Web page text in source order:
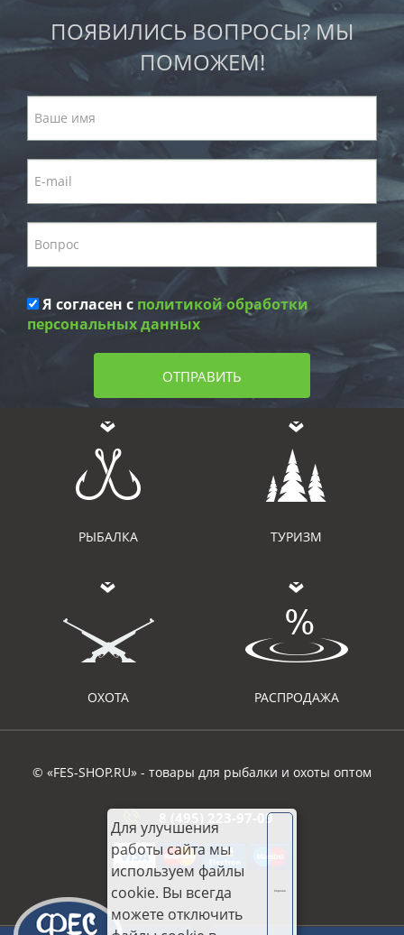
ПОЯВИЛИСЬ ВОПРОСЫ? МЫ
ПОМОЖЕМ!
Я согласен с политикой обработки
персональных данных
ОТПРАВИТЬ
РЫБАЛКА ТУРИЗМ
ОХОТА РАСПРОДАЖА
© «FES-SHOP.RU» - товары для рыбалки и охоты оптом
8 (495) 223-97-09
Для улучшения
работы сайта мы
используем файлы
cookie. Вы всегда
можете отключить
Хорошо